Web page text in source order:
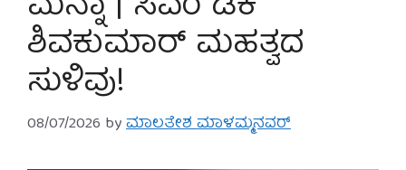
ಶಿವಕುಮಾರ್ ಮಹತ್ವದ
ಸುಳಿವು!
08/07/2026 byಮಾಲತೇಶ ಮಾಳಮ್ಮನವರ್